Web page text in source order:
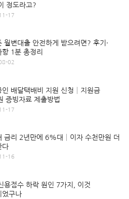
정도라고?
17
월변대출 안전하게 받으려면? 후기·
항 1분 총정리
02
인 배달택배비 지원 신청│지원금
증빙자료 제출방법
17
금리 2년만에 6%대│이자 수천만원 더
다
16
용점수 하락 원인 7가지, 이것
었구나